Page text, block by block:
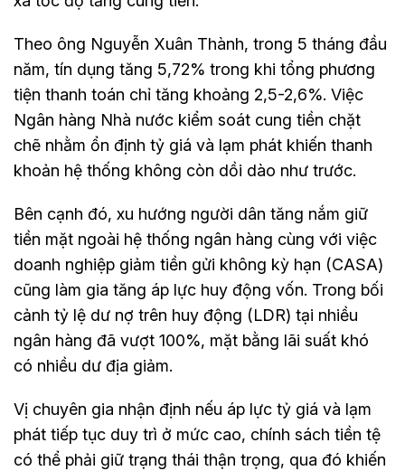
Theo ông Nguyễn Xuân Thành, trong 5 tháng đầu
năm, tín dụng tăng 5,72% trong khi tổng phương
tiện thanh toán chỉ tăng khoảng 2,5-2,6%. Việc
Ngân hàng Nhà nước kiểm soát cung tiền chặt
chẽ nhằm ổn định tỷ giá và lạm phát khiến thanh
khoản hệ thống không còn dồi dào như trước.
Bên cạnh đó, xu hướng người dân tăng nắm giữ
tiền mặt ngoài hệ thống ngân hàng cùng với việc
doanh nghiệp giảm tiền gửi không kỳ hạn (CASA)
cũng làm gia tăng áp lực huy động vốn. Trong bối
cảnh tỷ lệ dư nợ trên huy động (LDR) tại nhiều
ngân hàng đã vượt 100%, mặt bằng lãi suất khó
có nhiều dư địa giảm.
Vị chuyên gia nhận định nếu áp lực tỷ giá và lạm
phát tiếp tục duy trì ở mức cao, chính sách tiền tệ
có thể phải giữ trạng thái thận trọng, qua đó khiến